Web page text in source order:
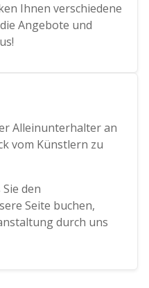
Ihnen verschiedene
Angebote und
Alleinunterhalter an
vom Künstlern zu
den
Seite buchen,
durch uns